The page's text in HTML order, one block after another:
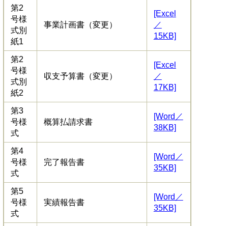
第2
号様
式別
紙1
事業計画書（変更）
[Excel
／
15KB]
第2
号様
式別
紙2
収支予算書（変更）
[Excel
／
17KB]
第3
号様
式
概算払請求書
[Word／
38KB]
第4
号様
式
完了報告書
[Word／
35KB]
第5
号様
式
実績報告書
[Word／
35KB]